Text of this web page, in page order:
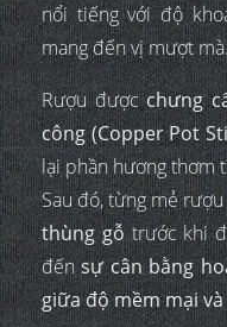
nổi tiếng với độ
mang đến vị mượt
Rượu đượcchưng
công (Copper Pot
lại phần hương thơm
Sau đó, từng mẻ
thùng gỗtrước khi
đếnsự cân bằng
giữa độ mềm mại